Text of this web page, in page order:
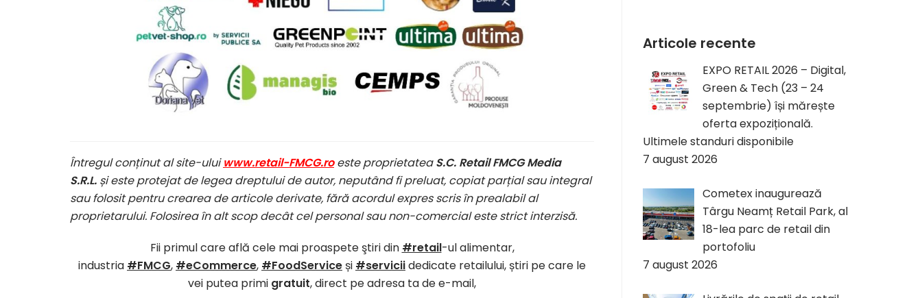
Întregul conținut al site-uluiwww.retail-FMCG.roeste proprietateaS.C. Retail FMCG Media
S.R.L. și este protejat de legea dreptului de autor, neputând fi preluat, copiat parțial sau integral
sau folosit pentru crearea de articole derivate, fără acordul expres scris în prealabil al
proprietarului. Folosirea în alt scop decât cel personal sau non-comercial este strict interzisă.
Fii primul care află cele mai proaspete ştiri din #retail-ul alimentar,
industria #FMCG, #eCommerce, #FoodServiceși #serviciidedicate retailului, știri pe care le
vei putea primi gratuit, direct pe adresa ta de e-mail,
Articole recente
EXPO RETAIL 2026 – Digital,
Green & Tech (23 – 24
septembrie) își mărește
oferta expozițională.
Ultimele standuri disponibile
7 august 2026
Cometex inaugurează
Târgu Neamț Retail Park, al
18-lea parc de retail din
portofoliu
7 august 2026